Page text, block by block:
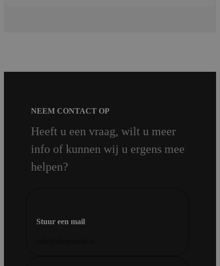
NEEM CONTACT OP
Heeft u een vraag, wilt u meer
info of kunnen wij u ergens mee
helpen?
Stuur een mail